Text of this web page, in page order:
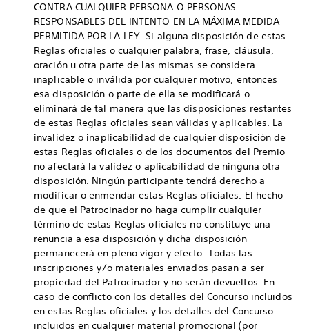
CONTRA CUALQUIER PERSONA O PERSONAS
RESPONSABLES DEL INTENTO EN LA MÁXIMA MEDIDA
PERMITIDA POR LA LEY. Si alguna disposición de estas
Reglas oficiales o cualquier palabra, frase, cláusula,
oración u otra parte de las mismas se considera
inaplicable o inválida por cualquier motivo, entonces
esa disposición o parte de ella se modificará o
eliminará de tal manera que las disposiciones restantes
de estas Reglas oficiales sean válidas y aplicables. La
invalidez o inaplicabilidad de cualquier disposición de
estas Reglas oficiales o de los documentos del Premio
no afectará la validez o aplicabilidad de ninguna otra
disposición. Ningún participante tendrá derecho a
modificar o enmendar estas Reglas oficiales. El hecho
de que el Patrocinador no haga cumplir cualquier
término de estas Reglas oficiales no constituye una
renuncia a esa disposición y dicha disposición
permanecerá en pleno vigor y efecto. Todas las
inscripciones y/o materiales enviados pasan a ser
propiedad del Patrocinador y no serán devueltos. En
caso de conflicto con los detalles del Concurso incluidos
en estas Reglas oficiales y los detalles del Concurso
incluidos en cualquier material promocional (por